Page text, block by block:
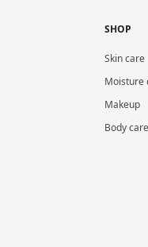
SHOP
Skin care
Moisture
Makeup
Body care